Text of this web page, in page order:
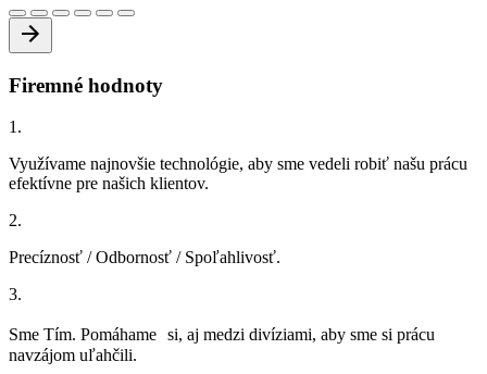
Firemné hodnoty
1.
Využívame najnovšie technológie, aby sme vedeli robiť našu prácu
efektívne pre našich klientov.
2.
Precíznosť / Odbornosť / Spoľahlivosť.
3.
Sme Tím. Pomáhame si, aj medzi divíziami, aby sme si prácu
navzájom uľahčili.